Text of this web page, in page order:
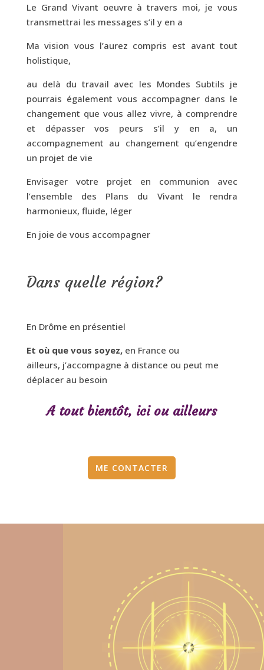
Le Grand Vivant oeuvre à travers moi, je vous
transmettrai les messages s’il y en a
Ma vision vous l’aurez compris est avant tout
holistique,
au delà du travail avec les Mondes Subtils je
pourrais également vous accompagner dans le
changement que vous allez vivre, à comprendre
et dépasser vos peurs s’il y en a, un
accompagnement au changement qu’engendre
un projet de vie
Envisager votre projet en communion avec
l’ensemble des Plans du Vivant le rendra
harmonieux, fluide, léger
En joie de vous accompagner
Dans quelle région?
En Drôme en présentiel
Et où que vous soyez,en France ou
ailleurs, j’accompagne à distance ou peut me
déplacer au besoin
A tout bientôt, ici ou ailleurs
ME CONTACTER